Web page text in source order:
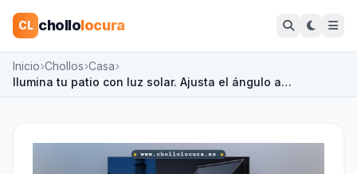
CL chollolocura
Inicio Chollos Casa
Ilumina tu patio con luz solar. Ajusta el ángulo a…